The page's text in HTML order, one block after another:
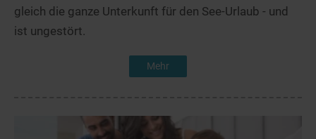
gleich die ganze Unterkunft für den See-Urlaub - und
ist ungestört.
Mehr